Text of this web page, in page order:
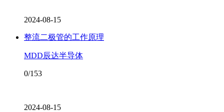
2024-08-15
整流二极管的工作原理
MDD辰达半导体
0/153
2024-08-15